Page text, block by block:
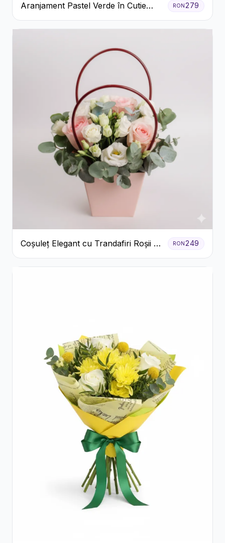
Aranjament Pastel Verde în Cutie
Galben Pal
RON279
Coșuleț Elegant cu Trandafiri Roșii și
Lisianthus Alb
RON249